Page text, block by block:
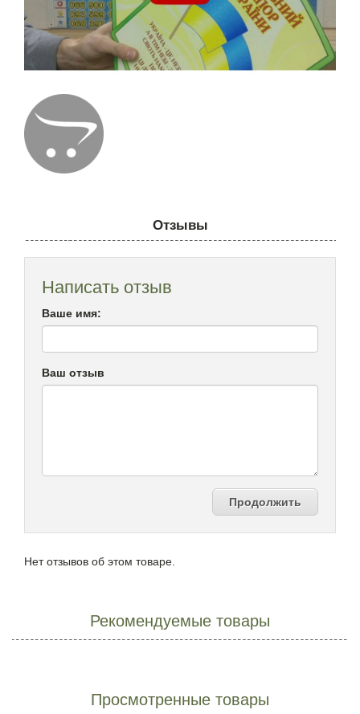
Отзывы
Написать отзыв
Ваше имя:
Ваш отзыв
Продолжить
Нет отзывов об этом товаре.
Рекомендуемые товары
Просмотренные товары